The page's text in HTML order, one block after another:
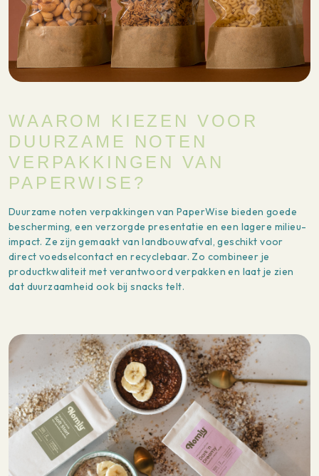
WAAROM KIEZEN VOOR
DUURZAME NOTEN
VERPAKKINGEN VAN
PAPERWISE?
Duurzame noten verpakkingen van PaperWise bieden goede
bescherming, een verzorgde presentatie en een lagere milieu-
impact. Ze zijn gemaakt van landbouwafval, geschikt voor
direct voedselcontact en recyclebaar. Zo combineer je
productkwaliteit met verantwoord verpakken en laat je zien
dat duurzaamheid ook bij snacks telt.